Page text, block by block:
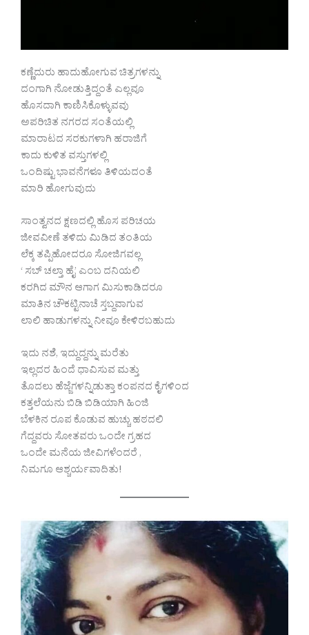
ಕಣ್ಣೆದುರು ಹಾದುಹೋಗುವ ಚಿತ್ರಗಳನ್ನು
ದಂಗಾಗಿ ನೋಡುತ್ತಿದ್ದಂತೆ ಎಲ್ಲವೂ
ಹೊಸದಾಗಿ ಕಾಣಿಸಿಕೊಳ್ಳುವವು
ಅಪರಿಚಿತ ನಗರದ ಸಂತೆಯಲ್ಲಿ
ಮಾರಾಟದ ಸರಕುಗಳಾಗಿ ಹರಾಜಿಗೆ
ಕಾದು ಕುಳಿತ ವಸ್ತುಗಳಲ್ಲಿ
ಒಂದಿಷ್ಟು ಭಾವನೆಗಳೂ ತಿಳಿಯದಂತೆ
ಮಾರಿ ಹೋಗುವುದು
ಸಾಂತ್ವನದ ಕ್ಷಣದಲ್ಲಿ ಹೊಸ ಪರಿಚಯ
ಜೀವವೀಣೆ ತಳಿದು ಮಿಡಿದ ತಂತಿಯ
ಲೆಕ್ಕ ತಪ್ಪಿಹೋದರೂ ಸೋಜಿಗವಲ್ಲ
‘ ಸಬ್ ಚಲ್ತಾ ಹೈ’ ಎಂಬ ದನಿಯಲಿ
ಕರಗಿದ ಮೌನ ಆಗಾಗ ಮಿಸುಕಾಡಿದರೂ
ಮಾತಿನ ಚೌಕಟ್ಟಿನಾಚೆ ಸ್ತಬ್ದವಾಗುವ
ಲಾಲಿ ಹಾಡುಗಳನ್ನು ನೀವೂ ಕೇಳಿರಬಹುದು
ಇದು ನಶೆ, ಇದ್ದುದ್ದನ್ನು ಮರೆತು
ಇಲ್ಲದರ ಹಿಂದೆ ಧಾವಿಸುವ ಮತ್ತು
ತೊದಲು ಹೆಜ್ಜೆಗಳನ್ನಿಡುತ್ತಾ ಕಂಪನದ ಕೈಗಳಿಂದ
ಕತ್ತಲೆಯನು ಬಿಡಿ ಬಿಡಿಯಾಗಿ ಹಿಂಜಿ
ಬೆಳಕಿನ ರೂಪ ಕೊಡುವ ಹುಚ್ಚು ಹಠದಲಿ
ಗೆದ್ದವರು ಸೋತವರು ಒಂದೇ ಗ್ರಹದ
ಒಂದೇ ಮನೆಯ ಜೀವಿಗಳೆಂದರೆ ,
ನಿಮಗೂ ಆಶ್ಚರ್ಯವಾದಿತು!